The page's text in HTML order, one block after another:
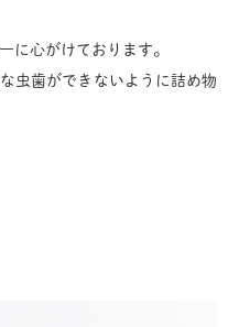
に心がけております。
虫歯ができないように詰め物